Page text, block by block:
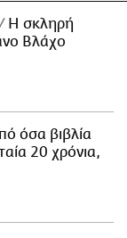
H σκληρή
Βλάχο
όσα βιβλία
20 χρόνια,